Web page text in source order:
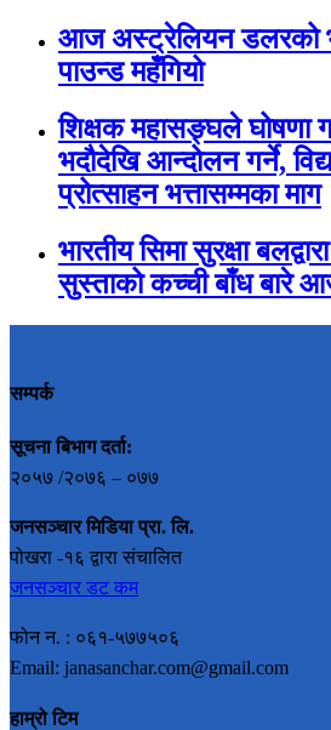
आज अस्ट्रेलियन डलरको
पाउन्ड महँगियो
शिक्षक महासङ्घले घोषणा
भदौदेखि आन्दोलन गर्ने,
प्रोत्साहन भत्तासम्मका माग
भारतीय सिमा सुरक्षा
सुस्ताको कच्ची बाँध
सम्पर्क
सूचना बिभाग दर्ता:
२०५७ /२०७६ – ०७७
जनसञ्चार मिडिया प्रा. लि.
पोखरा -१६ द्वारा संचालित
जनसञ्चार डट कम
फोन न. : ०६१-५७७५०६
Email: janasanchar.com@gmail.com
हाम्रो टिम